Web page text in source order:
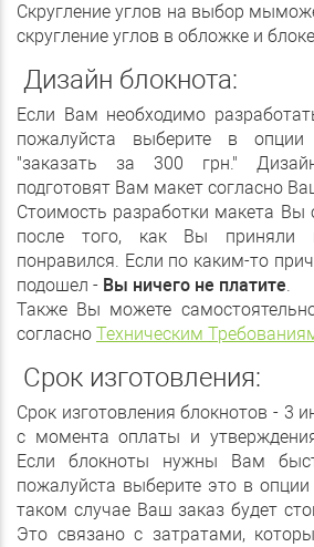
Скругление углов на выбор
скругление углов в обложке и
Дизайн блокнота:
Если Вам необходимо
пожалуйста выберите в
"заказать за 300 грн."
подготовят Вам макет согласно
Стоимость разработки макета Вы
после того, как Вы
понравился. Если по каким-то
подошел - Вы ничего не платите.
Также Вы можете
согласно Техническим
Срок изготовления:
Срок изготовления блокнотов - 3
с момента оплаты и
Если блокноты нужны Вам
пожалуйста выберите это в опции
таком случае Ваш заказ будет
Это связано с затратами,